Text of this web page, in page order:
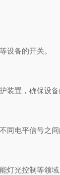
备的开关。
置，确保设备
电平信号之间
光控制等领域